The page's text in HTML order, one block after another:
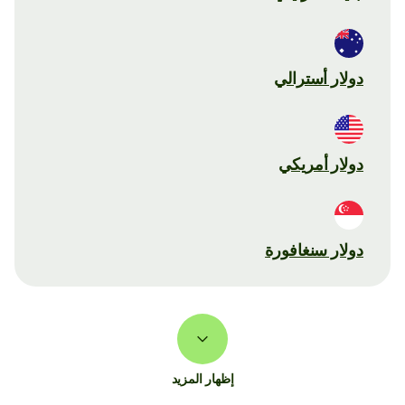
دولار أسترالي
دولار أمريكي
دولار سنغافورة
إظهار المزيد